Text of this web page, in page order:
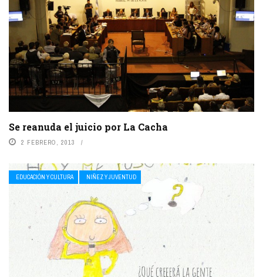
Se reanuda el juicio por La Cacha
2 FEBRERO, 2013
EDUCACIÓN Y CULTURA NIÑEZ Y JUVENTUD